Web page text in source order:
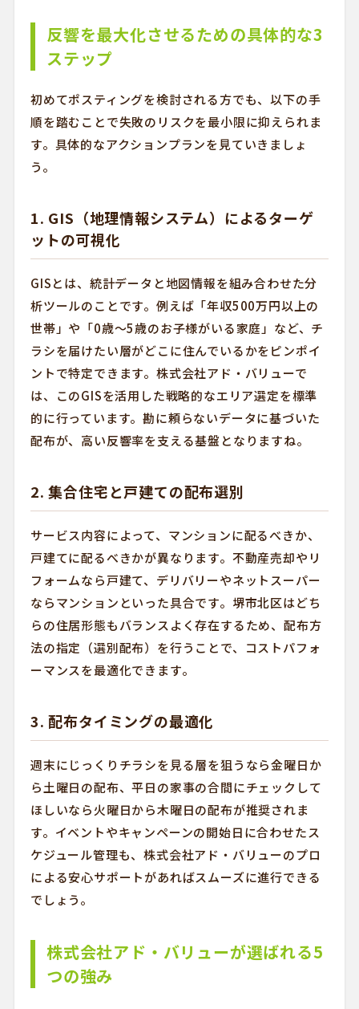
反響を最大化させるための具体的な3
ステップ
初めてポスティングを検討される方でも、以下の手
順を踏むことで失敗のリスクを最小限に抑えられま
す。具体的なアクションプランを見ていきましょ
う。
1. GIS（地理情報システム）によるターゲ
ットの可視化
GISとは、統計データと地図情報を組み合わせた分
析ツールのことです。例えば「年収500万円以上の
世帯」や「0歳〜5歳のお子様がいる家庭」など、チ
ラシを届けたい層がどこに住んでいるかをピンポイ
ントで特定できます。株式会社アド・バリューで
は、このGISを活用した戦略的なエリア選定を標準
的に行っています。勘に頼らないデータに基づいた
配布が、高い反響率を支える基盤となりますね。
2. 集合住宅と戸建ての配布選別
サービス内容によって、マンションに配るべきか、
戸建てに配るべきかが異なります。不動産売却やリ
フォームなら戸建て、デリバリーやネットスーパー
ならマンションといった具合です。堺市北区はどち
らの住居形態もバランスよく存在するため、配布方
法の指定（選別配布）を行うことで、コストパフォ
ーマンスを最適化できます。
3. 配布タイミングの最適化
週末にじっくりチラシを見る層を狙うなら金曜日か
ら土曜日の配布、平日の家事の合間にチェックして
ほしいなら火曜日から木曜日の配布が推奨されま
す。イベントやキャンペーンの開始日に合わせたス
ケジュール管理も、株式会社アド・バリューのプロ
による安心サポートがあればスムーズに進行できる
でしょう。
株式会社アド・バリューが選ばれる5
つの強み